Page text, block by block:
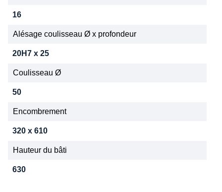
16
Alésage coulisseau Ø x profondeur
20H7 x 25
Coulisseau Ø
50
Encombrement
320 x 610
Hauteur du bâti
630